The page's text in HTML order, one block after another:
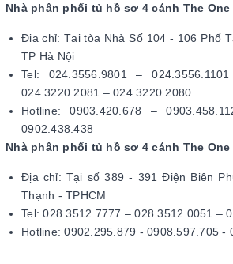
Nhà phân phối tủ hồ sơ 4 cánh The One
Địa chỉ: Tại tòa Nhà Số 104 - 106 Phố
TP Hà Nội
Tel: 024.3556.9801 –
024.3220.2081 – 024.3220.2080
Hotline: 0903.420.678 –
0902.438.438
Nhà phân phối tủ hồ sơ 4 cánh The One
Địa chỉ: Tại số 389 - 391 Điện Biên
Thạnh - TPHCM
Tel: 028.3512.7777 – 028.3512.0051 –
Hotline: 0902.295.879 - 0908.597.705 -